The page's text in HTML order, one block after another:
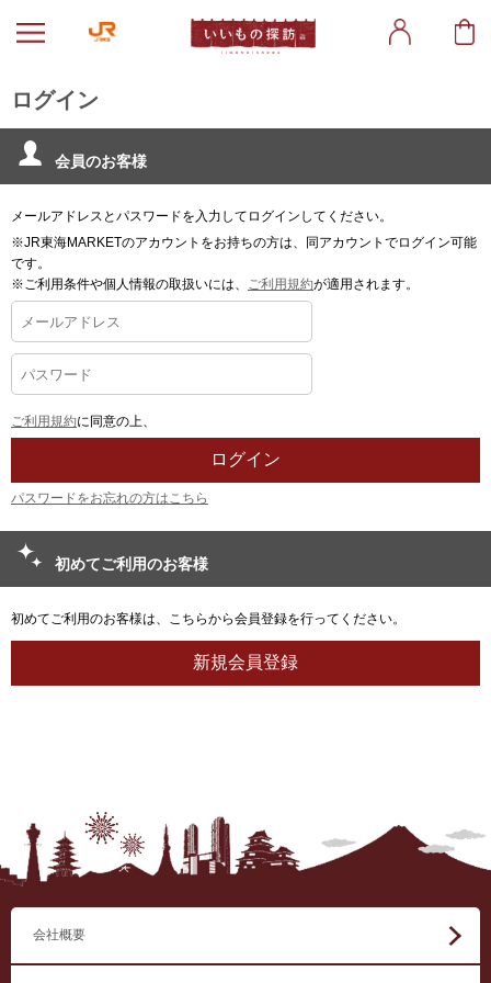
ログイン
会員のお客様
メールアドレスとパスワードを入力してログインしてください。
※JR東海MARKETのアカウントをお持ちの方は、同アカウントでログイン可能
です。
※ご利用条件や個人情報の取扱いには、 ご利用規約が適用されます。
ご利用規約に同意の上、
パスワードをお忘れの方はこちら
初めてご利用のお客様
初めてご利用のお客様は、こちらから会員登録を行ってください。
会社概要